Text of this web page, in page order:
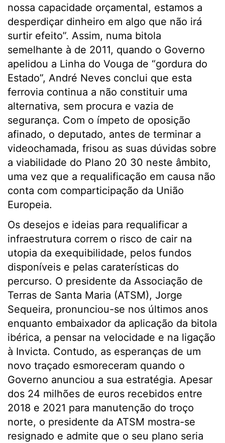
nossa capacidade orçamental, estamos a
desperdiçar dinheiro em algo que não irá
surtir efeito”. Assim, numa bitola
semelhante à de 2011, quando o Governo
apelidou a Linha do Vouga de “gordura do
Estado”, André Neves conclui que esta
ferrovia continua a não constituir uma
alternativa, sem procura e vazia de
segurança. Com o ímpeto de oposição
afinado, o deputado, antes de terminar a
videochamada, frisou as suas dúvidas sobre
a viabilidade do Plano 20 30 neste âmbito,
uma vez que a requalificação em causa não
conta com comparticipação da União
Europeia.
Os desejos e ideias para requalificar a
infraestrutura correm o risco de cair na
utopia da exequibilidade, pelos fundos
disponíveis e pelas caraterísticas do
percurso. O presidente da Associação de
Terras de Santa Maria (ATSM), Jorge
Sequeira, pronunciou-se nos últimos anos
enquanto embaixador da aplicação da bitola
ibérica, a pensar na velocidade e na ligação
à Invicta. Contudo, as esperanças de um
novo traçado esmoreceram quando o
Governo anunciou a sua estratégia. Apesar
dos 24 milhões de euros recebidos entre
2018 e 2021 para manutenção do troço
norte, o presidente da ATSM mostra-se
resignado e admite que o seu plano seria